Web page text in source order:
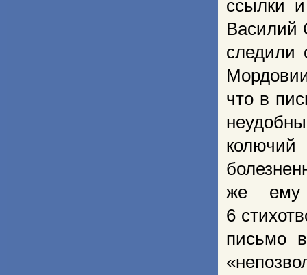
ссылки
Василий
следили
что в
же ему
6
письмо